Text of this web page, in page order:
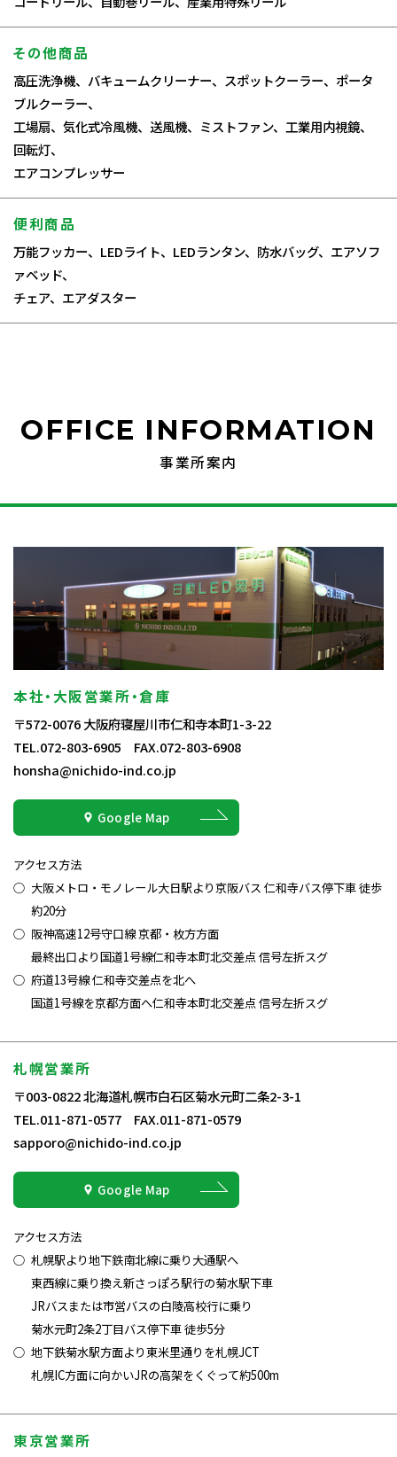
その他商品
高圧洗浄機、バキュームクリーナー、スポットクーラー、ポータ
ブルクーラー、
工場扇、気化式冷風機、送風機、ミストファン、工業用内視鏡、
回転灯、
エアコンプレッサー
便利商品
万能フッカー、LEDライト、LEDランタン、防水バッグ、エアソフ
ァベッド、
チェア、エアダスター
OFFICE INFORMATION
事業所案内
本社・大阪営業所・倉庫
〒572-0076 大阪府寝屋川市仁和寺本町1-3-22
TEL.072-803-6905 FAX.072-803-6908
honsha@nichido-ind.co.jp
Google Map
アクセス方法
大阪メトロ・モノレール大日駅より京阪バス 仁和寺バス停下車 徒歩
約20分
阪神高速12号守口線 京都・枚方方面
最終出口より国道1号線仁和寺本町北交差点 信号左折スグ
府道13号線 仁和寺交差点を北へ
国道1号線を京都方面へ仁和寺本町北交差点 信号左折スグ
札幌営業所
〒003-0822 北海道札幌市白石区菊水元町二条2-3-1
TEL.011-871-0577 FAX.011-871-0579
sapporo@nichido-ind.co.jp
Google Map
アクセス方法
札幌駅より地下鉄南北線に乗り大通駅へ
東西線に乗り換え新さっぽろ駅行の菊水駅下車
JRバスまたは市営バスの白陵高校行に乗り
菊水元町2条2丁目バス停下車 徒歩5分
地下鉄菊水駅方面より東米里通りを札幌JCT
札幌IC方面に向かいJRの高架をくぐって約500m
東京営業所